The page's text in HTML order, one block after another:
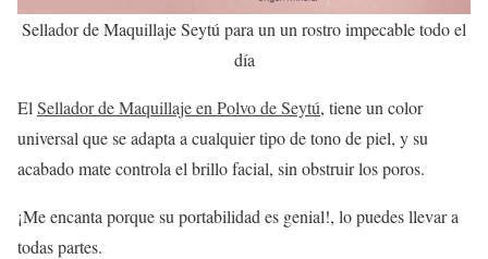
Sellador de Maquillaje Seytú para un un rostro impecable todo el
día
El Sellador de Maquillaje en Polvo de Seytú, tiene un color
universal que se adapta a cualquier tipo de tono de piel, y su
acabado mate controla el brillo facial, sin obstruir los poros.
¡Me encanta porque su portabilidad es genial!, lo puedes llevar a
todas partes.